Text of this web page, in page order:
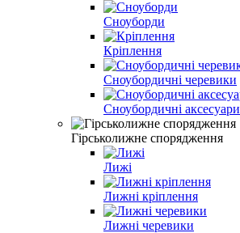
Сноуборди
Кріплення
Сноубордичні черевики
Сноубордичні аксесуари
Гірськолижне спорядження
Лижі
Лижні кріплення
Лижні черевики